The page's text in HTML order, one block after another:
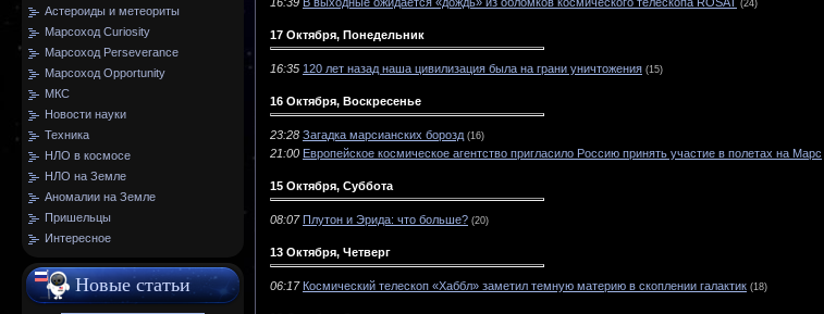
Астероиды и метеориты
Марсоход Curiosity
Марсоход Perseverance
Марсоход Opportunity
МКС
Новости науки
Техника
НЛО в космосе
НЛО на Земле
Аномалии на Земле
Пришельцы
Интересное
Новые статьи
(24)
17 Октября, Понедельник
16:35 120 лет назад наша цивилизация была на грани уничтожения (15)
16 Октября, Воскресенье
23:28 Загадка марсианских борозд (16)
21:00 Европейское космическое агентство пригласило Россию принять участие в полетах на Марс
15 Октября, Суббота
08:07 Плутон и Эрида: что больше? (20)
13 Октября, Четверг
06:17 Космический телескоп «Хаббл» заметил темную материю в скоплении галактик (18)